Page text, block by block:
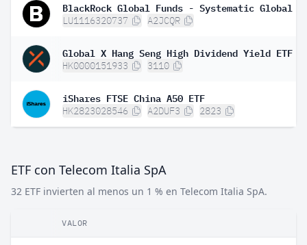
LU1116320737 A2JCQR
Global X Hang Seng High Dividend Yield ETF
HK0000151933 3110
iShares FTSE China A50 ETF
HK2823028546 A2DUF3 2823
ETF con Telecom Italia SpA
32 ETF invierten al menos un 1 % en Telecom Italia SpA.
VALOR